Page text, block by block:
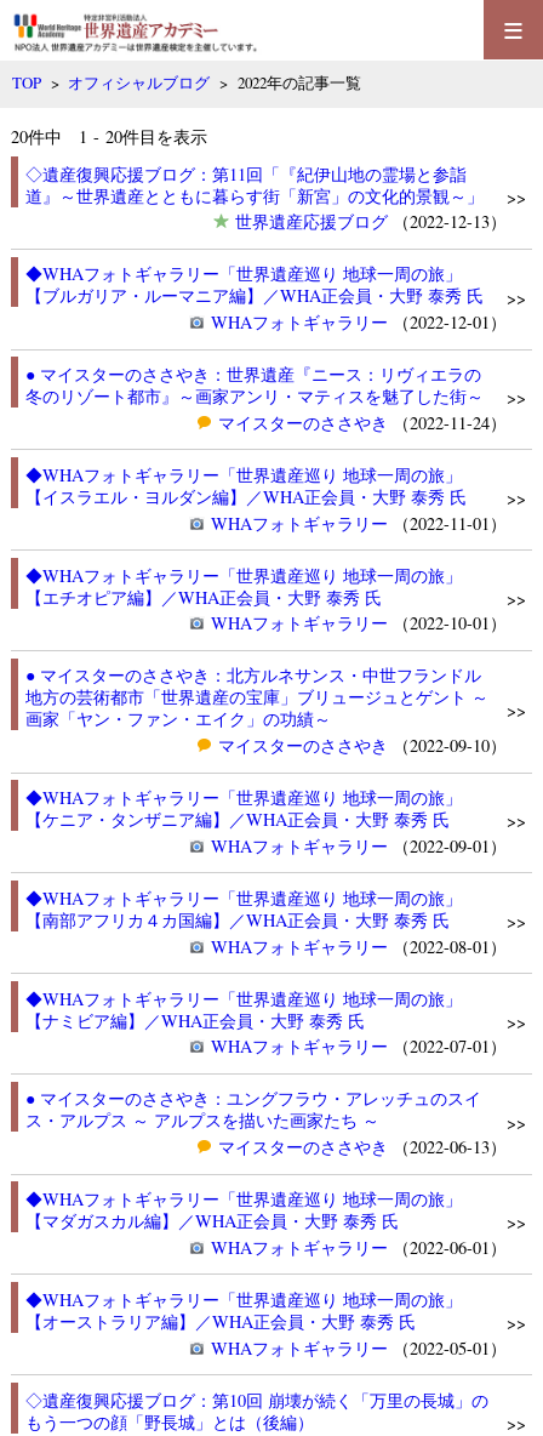
≡
TOP > オフィシャルブログ > 2022年の記事一覧
20件中 1 - 20件目を表示
◇遺産復興応援ブログ：第11回「『紀伊山地の霊場と参詣
道』～世界遺産とともに暮らす街「新宮」の文化的景観～」
世界遺産応援ブログ
（2022-12-13）
>>
◆WHAフォトギャラリー「世界遺産巡り 地球一周の旅」
【ブルガリア・ルーマニア編】／WHA正会員・大野 泰秀 氏
WHAフォトギャラリー
（2022-12-01）
>>
● マイスターのささやき：世界遺産『ニース：リヴィエラの
冬のリゾート都市』～画家アンリ・マティスを魅了した街～
マイスターのささやき
（2022-11-24）
>>
◆WHAフォトギャラリー「世界遺産巡り 地球一周の旅」
【イスラエル・ヨルダン編】／WHA正会員・大野 泰秀 氏
WHAフォトギャラリー
（2022-11-01）
>>
◆WHAフォトギャラリー「世界遺産巡り 地球一周の旅」
【エチオピア編】／WHA正会員・大野 泰秀 氏
WHAフォトギャラリー
（2022-10-01）
>>
● マイスターのささやき：北方ルネサンス・中世フランドル
地方の芸術都市「世界遺産の宝庫」ブリュージュとゲント ～
画家「ヤン・ファン・エイク」の功績～
マイスターのささやき
（2022-09-10）
>>
◆WHAフォトギャラリー「世界遺産巡り 地球一周の旅」
【ケニア・タンザニア編】／WHA正会員・大野 泰秀 氏
WHAフォトギャラリー
（2022-09-01）
>>
◆WHAフォトギャラリー「世界遺産巡り 地球一周の旅」
【南部アフリカ４カ国編】／WHA正会員・大野 泰秀 氏
WHAフォトギャラリー
（2022-08-01）
>>
◆WHAフォトギャラリー「世界遺産巡り 地球一周の旅」
【ナミビア編】／WHA正会員・大野 泰秀 氏
WHAフォトギャラリー
（2022-07-01）
>>
● マイスターのささやき：ユングフラウ・アレッチュのスイ
ス・アルプス ～ アルプスを描いた画家たち ～
マイスターのささやき
（2022-06-13）
>>
◆WHAフォトギャラリー「世界遺産巡り 地球一周の旅」
【マダガスカル編】／WHA正会員・大野 泰秀 氏
WHAフォトギャラリー
（2022-06-01）
>>
◆WHAフォトギャラリー「世界遺産巡り 地球一周の旅」
【オーストラリア編】／WHA正会員・大野 泰秀 氏
WHAフォトギャラリー
（2022-05-01）
>>
◇遺産復興応援ブログ：第10回 崩壊が続く「万里の長城」の
もう一つの顔「野長城」とは（後編）
>>